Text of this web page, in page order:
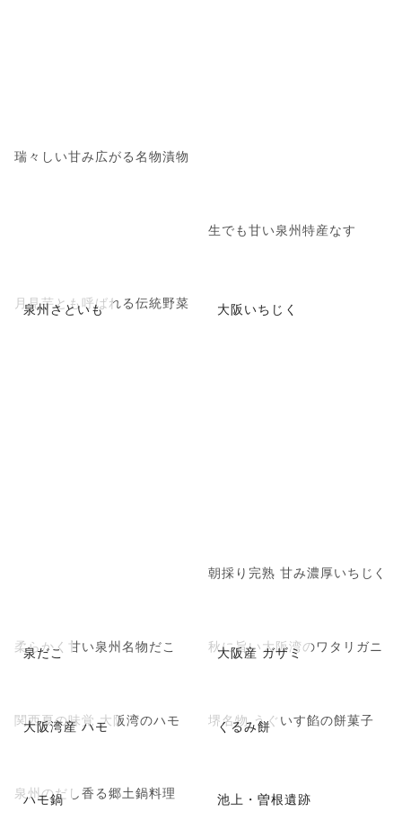
瑞々しい甘み広がる名物漬物
生でも甘い泉州特産なす
泉州さといも
月見芋とも呼ばれる伝統野菜 大阪いちじく
朝採り完熟 甘み濃厚いちじく
泉だこ
柔らかく甘い泉州名物だこ 大阪産 ガザミ
秋に旨い大阪湾のワタリガニ
大阪湾産 ハモ
関西夏の味覚 大阪湾のハモ くるみ餅
堺名物 うぐいす餡の餅菓子
ハモ鍋
泉州のだし香る郷土鍋料理 池上・曽根遺跡